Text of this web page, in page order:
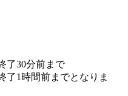
了30分前まで
時間前までとなりま